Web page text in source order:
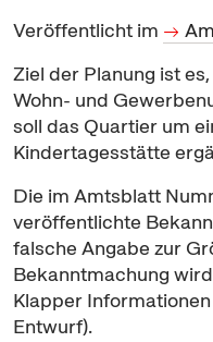
Veröffentlicht im
Ziel der Planung ist
Wohn- und
soll das Quartier um
Kindertagesstätte
Die im Amtsblatt
veröffentlichte
falsche Angabe zur
Bekanntmachung
Klapper
Entwurf).